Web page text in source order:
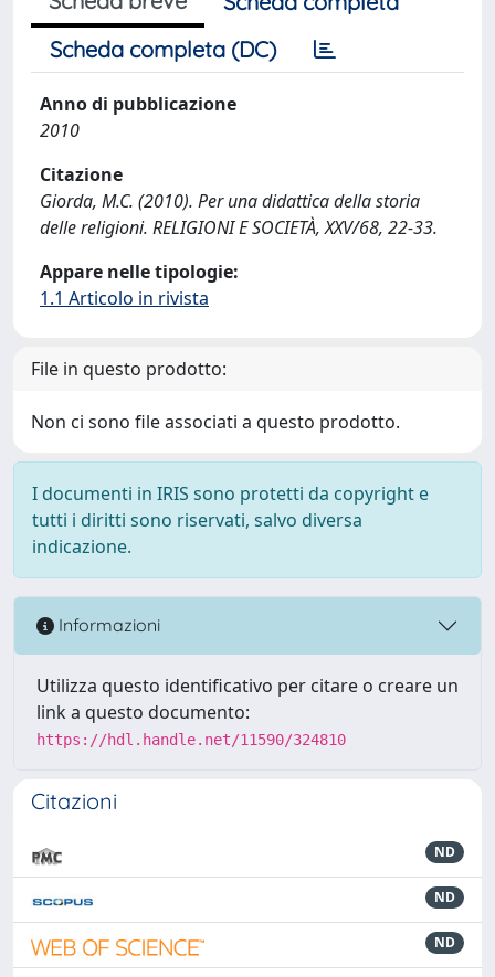
Scheda completa (DC)
Anno di pubblicazione
2010
Citazione
Giorda, M.C. (2010). Per una didattica della storia
delle religioni. RELIGIONI E SOCIETÀ, XXV/68, 22-33.
Appare nelle tipologie:
1.1 Articolo in rivista
File in questo prodotto:
Non ci sono file associati a questo prodotto.
I documenti in IRIS sono protetti da copyright e
tutti i diritti sono riservati, salvo diversa
indicazione.
Informazioni
Utilizza questo identificativo per citare o creare un
link a questo documento:
https://hdl.handle.net/11590/324810
Citazioni
ND
ND
ND